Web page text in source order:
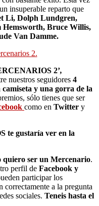
insuperable reparto que
Li, Dolph Lundgren,
Bruce Willis,
Van Damme.
2’,
nuestros seguidores 4
y una gorra de la
sólo tienes que ser
como en Twitter y
te gustaría ver en la
quiero ser un Mercenario.
perfil de Facebook y
participar los
correctamente a la pregunta
sociales. Teneis hasta el